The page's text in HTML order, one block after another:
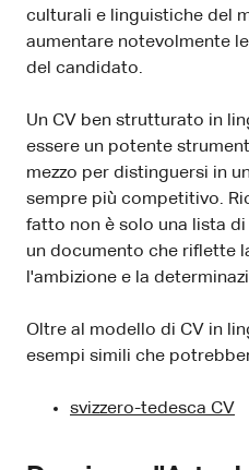
culturali e linguistiche del
aumentare notevolmente
del candidato.
Un CV ben strutturato in
essere un potente
mezzo per distinguersi in
sempre più competitivo.
fatto non è solo una lista
un documento che riflette
l'ambizione e la
Oltre al modello di CV in
esempi simili che
svizzero-tedesca CV